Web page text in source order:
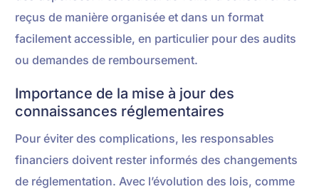
reçus de manière organisée et dans un format
facilement accessible, en particulier pour des audits
ou demandes de remboursement.
Importance de la mise à jour des
connaissances réglementaires
Pour éviter des complications, les responsables
financiers doivent rester informés des changements
de réglementation. Avec l’évolution des lois, comme